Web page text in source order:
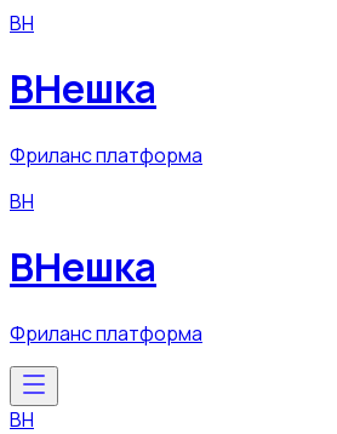
ВН
ВНешка
Фриланс платформа
ВН
ВНешка
Фриланс платформа
ВН